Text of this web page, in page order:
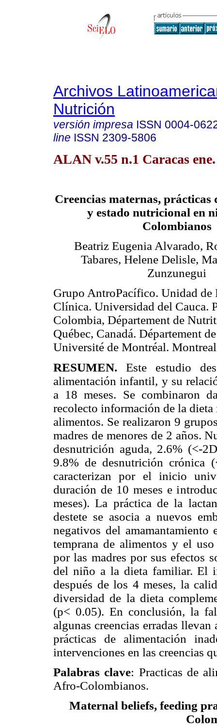
Archivos
Nutrición
versión impresa ISSN 0004-
line ISSN 2309-5806
ALAN v.55 n.1 Caracas
Creencias maternas, prácticas
y estado nutricional en
Colombianos
Beatriz Eugenia Alvarado,
Tabares, Helene Delisle,
Zunzunegui
Grupo AntroPacífico. Unidad de
Clínica. Universidad del Cauca.
Colombia, Département de
Québec, Canadá. Département
Université de Montréal.
RESUMEN. Este estudio
alimentación infantil, y su
a 18 meses. Se combinaron
recolecto información de la
alimentos. Se realizaron 9
madres de menores de 2 años.
desnutrición aguda, 2.6% (<-
9.8% de desnutrición crónica
caracterizan por el inicio
duración de 10 meses e
meses). La práctica de la
destete se asocia a nuevos
negativos del
temprana de alimentos y el
por las madres por sus efectos
del niño a la dieta familiar. El
después de los 4 meses, la
diversidad de la dieta
(p< 0.05). En conclusión, la
algunas creencias erradas
prácticas de alimentación
intervenciones en las creencias
Palabras clave: Practicas de
Afro-Colombianos.
Maternal beliefs, feeding